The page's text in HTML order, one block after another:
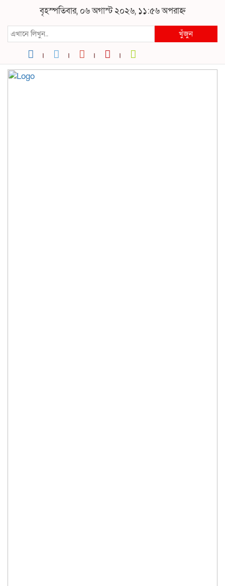
বৃহস্পতিবার, ০৬ অগাস্ট ২০২৬, ১১:৫৬ অপরাহ্ন
খুঁজুন